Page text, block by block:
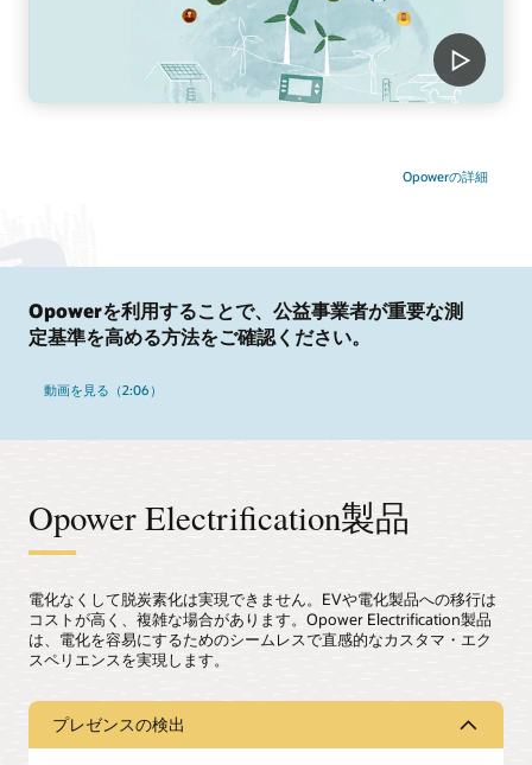
Opowerの詳細
Opowerを利用することで、公益事業者が重要な測
定基準を高める方法をご確認ください。
動画を見る（2:06）
Opower Electrification製品
電化なくして脱炭素化は実現できません。EVや電化製品への移行は
コストが高く、複雑な場合があります。Opower Electrification製品
は、電化を容易にするためのシームレスで直感的なカスタマ・エク
スペリエンスを実現します。
プレゼンスの検出